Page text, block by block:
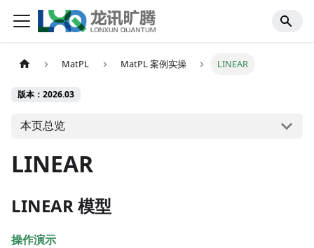
MatPL MatPL 案例实操 LINEAR
版本：2026.03
本页总览
LINEAR
LINEAR 模型
操作演示